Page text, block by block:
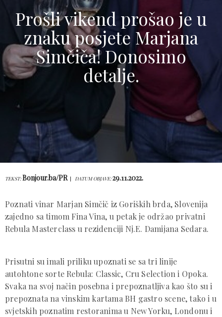
Prošli vikend prošao je u
znaku posjete Marjana
Simčiča! Donosimo
detalje.
TEKST:Bonjour.ba/PR DATUM OBJAVE:29.11.2022.
Poznati vinar Marjan Simčič iz Goriških brda, Slovenija
zajedno sa timom Fina Vina, u petak je održao privatni
Rebula Masterclass u rezidenciji Nj.E. Damijana Sedara.
Prisutni su imali priliku upoznati se sa tri linije
autohtone sorte Rebula: Classic, Cru Selection i Opoka.
Svaka na svoj način posebna i prepoznatljiva kao što su i
prepoznata na vinskim kartama BH gastro scene, tako i u
svjetskih poznatim restoranima u New Yorku, Londonu i